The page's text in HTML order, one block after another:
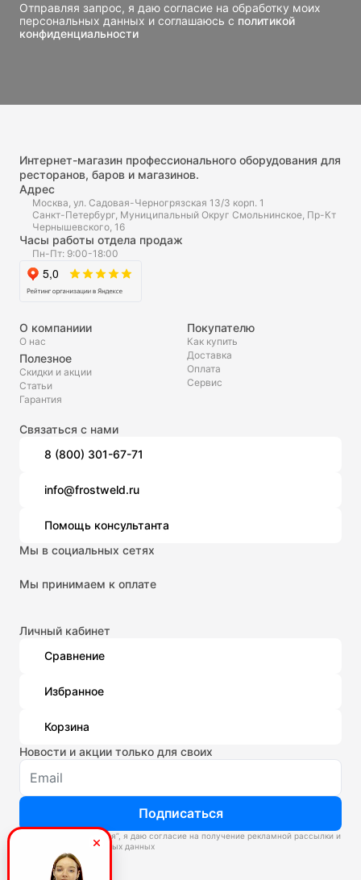
Отправляя запрос, я даю согласие на обработку моих
персональных данных и соглашаюсь с политикой
конфиденциальности
Интернет-магазин профессионального оборудования для
ресторанов, баров и магазинов.
Адрес
Москва, ул. Садовая-Черногрязская 13/3 корп. 1
Санкт-Петербург, Муниципальный Округ Смольнинское, Пр-Кт
Чернышевского, 16
Часы работы отдела продаж
Пн-Пт: 9:00-18:00
О компаниии
О нас
Полезное
Скидки и акции
Статьи
Гарантия
Покупателю
Как купить
Доставка
Оплата
Сервис
Связаться с нами
8 (800) 301-67-71
info@frostweld.ru
Помощь консультанта
Мы в социальных сетях
Мы принимаем к оплате
Личный кабинет
Сравнение
Избранное
Корзина
Новости и акции только для своих
Подписаться
Нажимая “Подписаться”, я даю согласие на получение рекламной рассылки и
обработку персональных данных